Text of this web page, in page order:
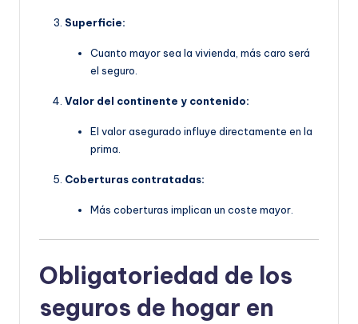
Superficie:
Cuanto mayor sea la vivienda, más caro será
el seguro.
Valor del continente y contenido:
El valor asegurado influye directamente en la
prima.
Coberturas contratadas:
Más coberturas implican un coste mayor.
Obligatoriedad de los
seguros de hogar en